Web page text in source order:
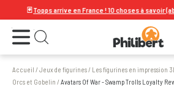
Topps arrive en France ! 10 choses à savoir
Ouvrir le menu Ouvrir la recherche
Accueil /Jeux de figurines/ Les figurines en impression
Orcs et Gobelin /Avatars Of War - Swamp Trolls Loyalty